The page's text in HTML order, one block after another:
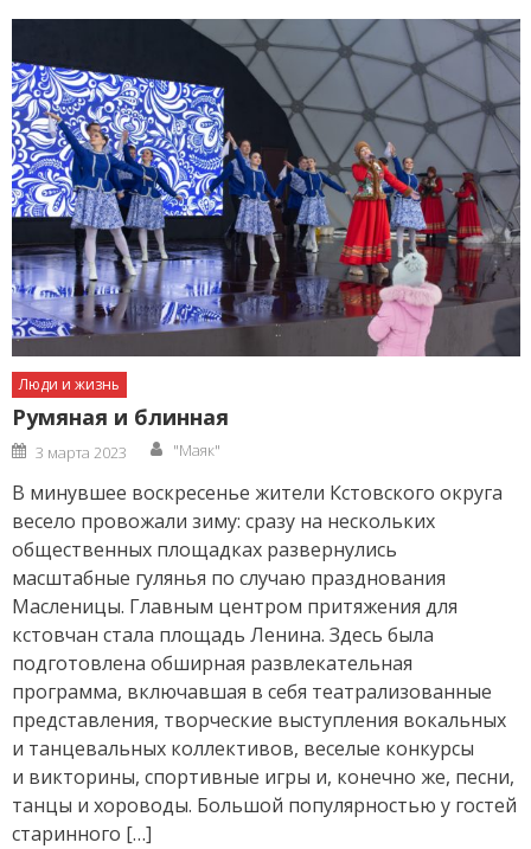
Люди и жизнь
Румяная и блинная
Posted
on
3 марта 2023 Author
"Маяк"
В минувшее воскресенье жители Кстовского округа
весело провожали зиму: сразу на нескольких
общественных площадках развернулись
масштабные гулянья по случаю празднования
Масленицы. Главным центром притяжения для
кстовчан стала площадь Ленина. Здесь была
подготовлена обширная развлекательная
программа, включавшая в себя театрализованные
представления, творческие выступления вокальных
и танцевальных коллективов, веселые конкурсы
и викторины, спортивные игры и, конечно же, песни,
танцы и хороводы. Большой популярностью у гостей
старинного […]